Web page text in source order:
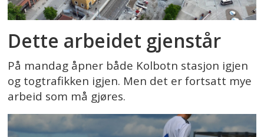
Dette arbeidet gjenstår
På mandag åpner både Kolbotn stasjon igjen
og togtrafikken igjen. Men det er fortsatt mye
arbeid som må gjøres.